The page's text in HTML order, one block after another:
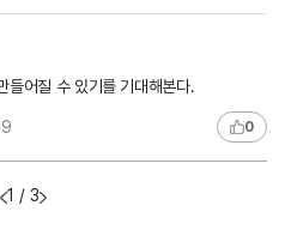
들어질 수 있기를 기대해본다.
0
1 / 3